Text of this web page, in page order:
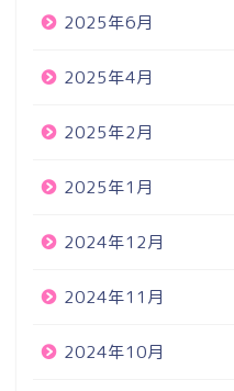
2025年6月
2025年4月
2025年2月
2025年1月
2024年12月
2024年11月
2024年10月